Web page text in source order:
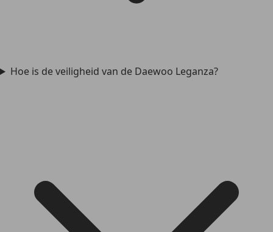
Hoe is de veiligheid van de Daewoo Leganza?